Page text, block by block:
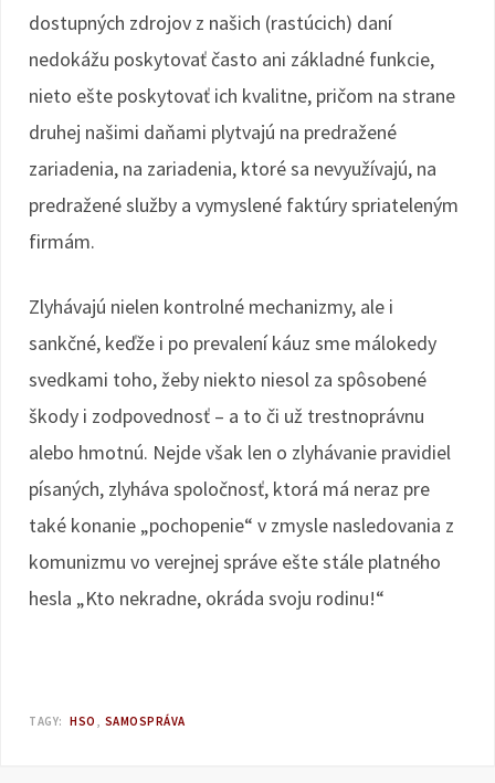
dostupných zdrojov z našich (rastúcich) daní
nedokážu poskytovať často ani základné funkcie,
nieto ešte poskytovať ich kvalitne, pričom na strane
druhej našimi daňami plytvajú na predražené
zariadenia, na zariadenia, ktoré sa nevyužívajú, na
predražené služby a vymyslené faktúry spriateleným
firmám.
Zlyhávajú nielen kontrolné mechanizmy, ale i
sankčné, keďže i po prevalení káuz sme málokedy
svedkami toho, žeby niekto niesol za spôsobené
škody i zodpovednosť – a to či už trestnoprávnu
alebo hmotnú. Nejde však len o zlyhávanie pravidiel
písaných, zlyháva spoločnosť, ktorá má neraz pre
také konanie „pochopenie“ v zmysle nasledovania z
komunizmu vo verejnej správe ešte stále platného
hesla „Kto nekradne, okráda svoju rodinu!“
TAGY: HSO SAMOSPRÁVA